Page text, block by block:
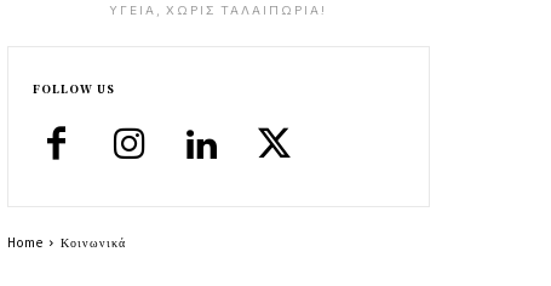
ΥΓΕΙΑ, ΧΩΡΙΣ ΤΑΛΑΙΠΩΡΙΑ!
FOLLOW US
Home Κοινωνικά